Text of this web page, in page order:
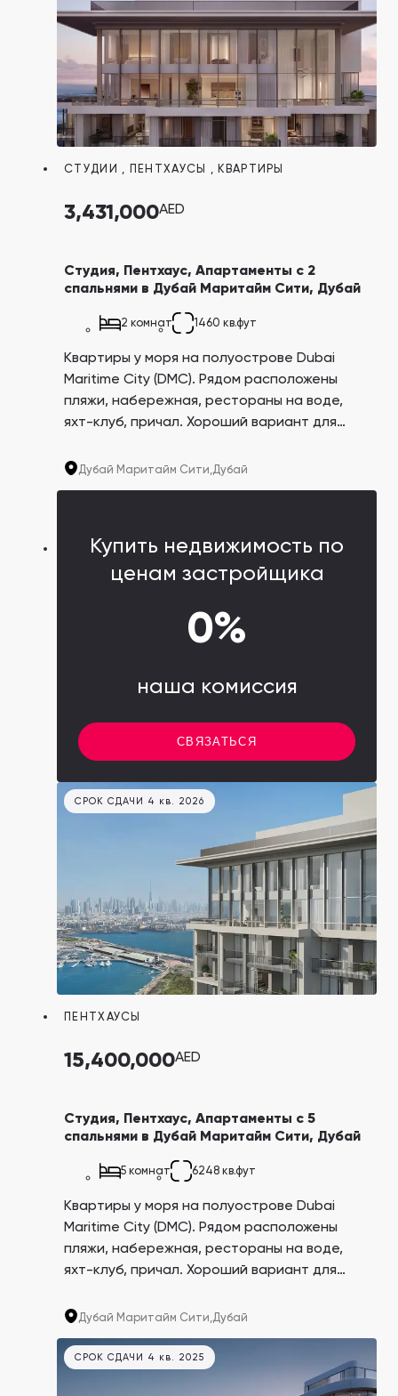
СТУДИИ ПЕНТХАУСЫ КВАРТИРЫ
3,431,000AED
Студия, Пентхаус, Апартаменты с 2
спальнями в Дубай Маритайм Сити, Дубай
2 комнат 1460 кв.фут
Квартиры у моря на полуострове Dubai
Maritime City (DMC). Рядом расположены
пляжи, набережная, рестораны на воде,
яхт-клуб, причал. Хороший вариант для
годовой доход от аренды аналогичной
Дубай Маритайм Сити, Дубай
Купить недвижимость по
ценам застройщика
0%
наша комиссия
СВЯЗАТЬСЯ
СРОК СДАЧИ 4 кв. 2026
ПЕНТХАУСЫ
15,400,000AED
Студия, Пентхаус, Апартаменты с 5
спальнями в Дубай Маритайм Сити, Дубай
5 комнат 6248 кв.фут
Квартиры у моря на полуострове Dubai
Maritime City (DMC). Рядом расположены
пляжи, набережная, рестораны на воде,
яхт-клуб, причал. Хороший вариант для
годовой доход от аренды аналогичной
недвижимости в районе составляет от $24
502 до $57 177.
Дубай Маритайм Сити,Дубай
СРОК СДАЧИ 4 кв. 2025